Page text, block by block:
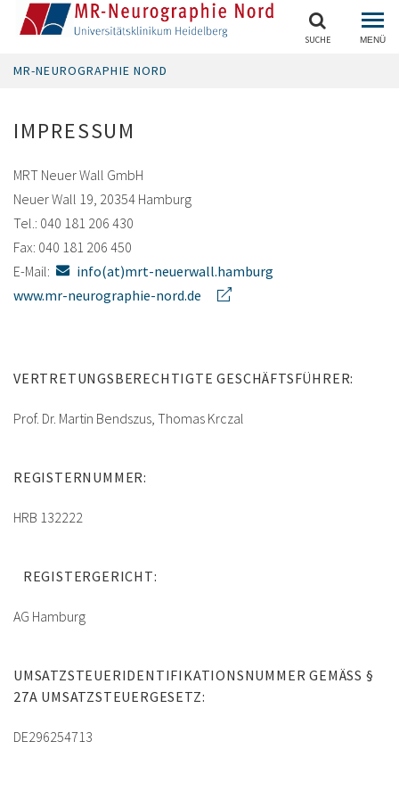
SUCHE MENÜ
MR-NEUROGRAPHIE NORD
IMPRESSUM
MRT Neuer Wall GmbH
Neuer Wall 19, 20354 Hamburg
Tel.: 040 181 206 430
Fax: 040 181 206 450
E-Mail:
info(at)mrt-neuerwall.hamburg
www.mr-neurographie-nord.de
VERTRETUNGSBERECHTIGTE GESCHÄFTSFÜHRER:
Prof. Dr. Martin Bendszus, Thomas Krczal
REGISTERNUMMER:
HRB 132222
REGISTERGERICHT:
AG Hamburg
UMSATZSTEUERIDENTIFIKATIONSNUMMER GEMÄSS § 2
7A UMSATZSTEUERGESETZ:
DE296254713